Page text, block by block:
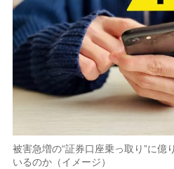
被害急増の“証券口座乗っ取り”に億
いるのか（イメージ）